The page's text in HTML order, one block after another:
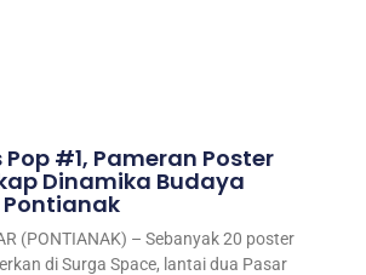
Pop #1, Pameran Poster
Dinamika Budaya
Pontianak
(PONTIANAK) – Sebanyak 20 poster
di Surga Space, lantai dua Pasar